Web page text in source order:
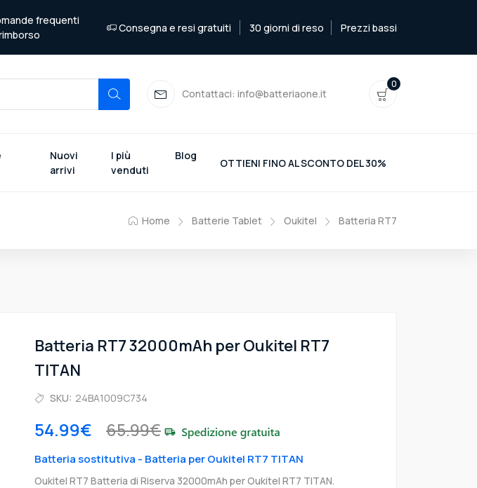
frequenti
Consegna e resi gratuiti 30 giorni di reso Prezzi bassi
Contattaci: info@batteriaone.it
0
Nuovi
arrivi
I più
venduti
Blog
OTTIENI FINO AL SCONTO DEL 30%
Home Batterie Tablet Oukitel Batteria RT7
Batteria RT7 32000mAh per Oukitel RT7
TITAN
SKU: 24BA1009C734
54.99€ 65.99€
Batteria sostitutiva - Batteria per Oukitel RT7 TITAN
Oukitel RT7 Batteria di Riserva 32000mAh per Oukitel RT7 TITAN.